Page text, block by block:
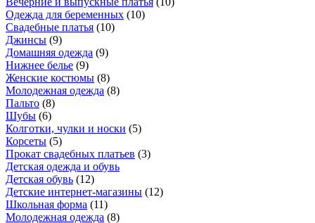
Одежда для беременных (10)
Свадебные платья (10)
Джинсы (9)
Домашняя одежда (9)
Нижнее белье (9)
Женские костюмы (8)
Молодежная одежда (8)
Пальто (8)
Шубы (6)
Колготки, чулки и носки (5)
Корсеты (5)
Прокат свадебных платьев (3)
Детская одежда и обувь
Детская обувь (12)
Детские интернет-магазины (12)
Школьная форма (11)
Молодежная одежда (8)